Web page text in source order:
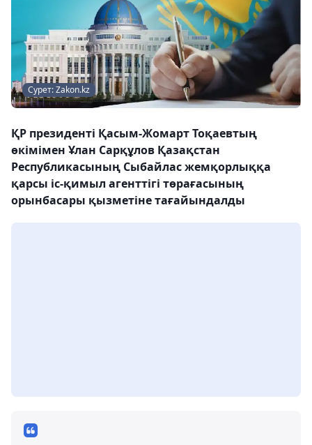
Сурет: Zakon.kz
ҚР президенті Қасым-Жомарт Тоқаевтың
өкімімен Ұлан Сарқұлов Қазақстан
Республикасының Сыбайлас жемқорлыққа
қарсы іс-қимыл агенттігі төрағасының
орынбасары қызметіне тағайындалды